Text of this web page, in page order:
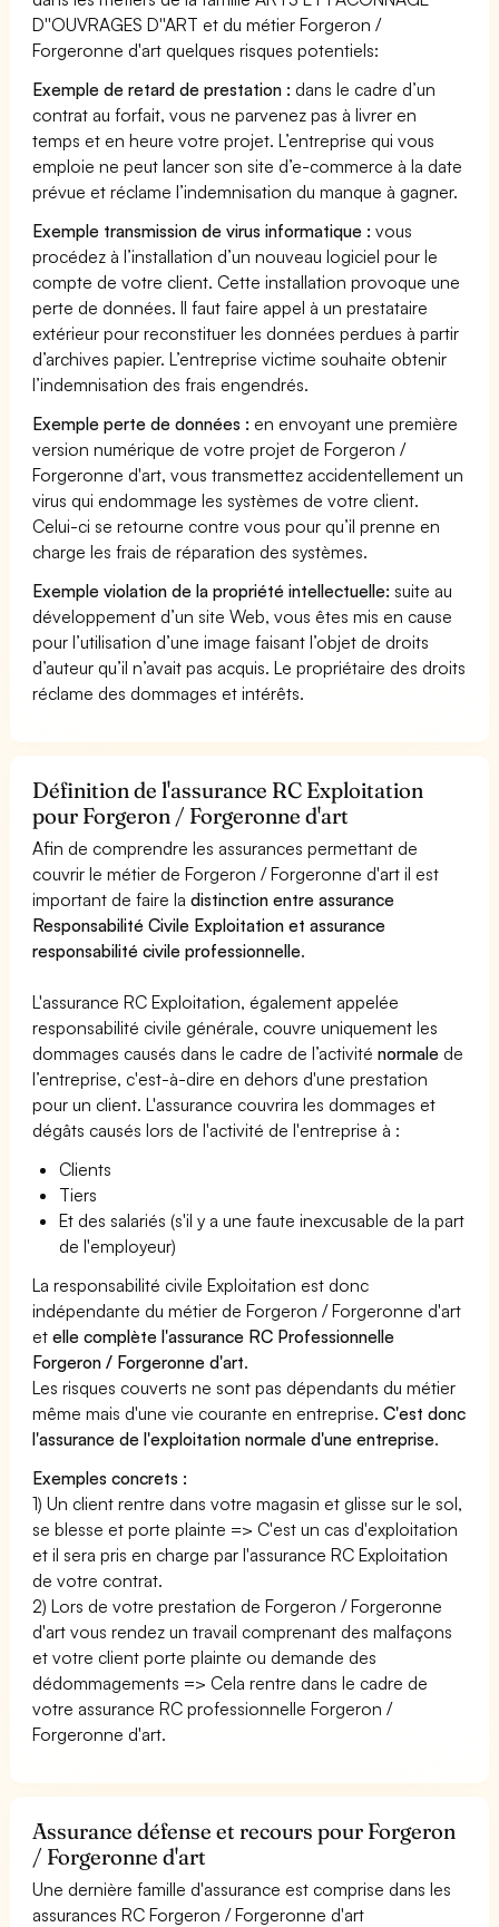
D''OUVRAGES D''ART et du métier Forgeron /
Forgeronne d'art quelques risques potentiels:
Exemple de retard de prestation : dans le cadre d’un
contrat au forfait, vous ne parvenez pas à livrer en
temps et en heure votre projet. L’entreprise qui vous
emploie ne peut lancer son site d’e-commerce à la date
prévue et réclame l’indemnisation du manque à gagner.
Exemple transmission de virus informatique : vous
procédez à l’installation d’un nouveau logiciel pour le
compte de votre client. Cette installation provoque une
perte de données. Il faut faire appel à un prestataire
extérieur pour reconstituer les données perdues à partir
d’archives papier. L’entreprise victime souhaite obtenir
l’indemnisation des frais engendrés.
Exemple perte de données : en envoyant une première
version numérique de votre projet de Forgeron /
Forgeronne d'art, vous transmettez accidentellement un
virus qui endommage les systèmes de votre client.
Celui-ci se retourne contre vous pour qu’il prenne en
charge les frais de réparation des systèmes.
Exemple violation de la propriété intellectuelle: suite au
développement d’un site Web, vous êtes mis en cause
pour l’utilisation d’une image faisant l’objet de droits
d’auteur qu’il n’avait pas acquis. Le propriétaire des droits
réclame des dommages et intérêts.
Définition de l'assurance RC Exploitation
pour Forgeron / Forgeronne d'art
Afin de comprendre les assurances permettant de
couvrir le métier de Forgeron / Forgeronne d'art il est
important de faire ladistinction entre assurance
Responsabilité Civile Exploitation et assurance
responsabilité civile professionnelle.
L'assurance RC Exploitation, également appelée
responsabilité civile générale, couvre uniquement les
dommages causés dans le cadre de l’activiténormale de
l’entreprise, c'est-à-dire en dehors d'une prestation
pour un client. L'assurance couvrira les dommages et
dégâts causés lors de l'activité de l'entreprise à :
Clients
Tiers
Et des salariés (s'il y a une faute inexcusable de la part
de l'employeur)
La responsabilité civile Exploitation est donc
indépendante du métier de Forgeron / Forgeronne d'art
etelle complète l'assurance RC Professionnelle
Forgeron / Forgeronne d'art.
Les risques couverts ne sont pas dépendants du métier
même mais d'une vie courante en entreprise.C'est donc
l'assurance de l'exploitation normale d'une entreprise.
Exemples concrets :
1) Un client rentre dans votre magasin et glisse sur le sol,
se blesse et porte plainte => C'est un cas d'exploitation
et il sera pris en charge par l'assurance RC Exploitation
de votre contrat.
2) Lors de votre prestation de Forgeron / Forgeronne
d'art vous rendez un travail comprenant des malfaçons
et votre client porte plainte ou demande des
dédommagements => Cela rentre dans le cadre de
votre assurance RC professionnelle Forgeron /
Forgeronne d'art.
Assurance défense et recours pour Forgeron
/ Forgeronne d'art
Une dernière famille d'assurance est comprise dans les
assurances RC Forgeron / Forgeronne d'art